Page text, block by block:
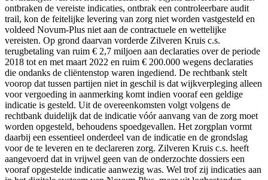
ontbraken de vereiste indicaties, ontbrak een controleerbare audit
trail, kon de feitelijke levering van zorg niet worden vastgesteld en
voldeed Novum-Plus niet aan de contractuele en wettelijke
vereisten. Op grond daarvan vorderde Zilveren Kruis c.s.
terugbetaling van ruim € 2,7 miljoen aan declaraties over de periode
2018 tot en met maart 2022 en ruim € 200.000 wegens declaraties
die ondanks de cliëntenstop waren ingediend. De rechtbank stelt
voorop dat tussen partijen niet in geschil is dat wijkverpleging alleen
voor vergoeding in aanmerking komt indien vooraf een geldige
indicatie is gesteld. Uit de overeenkomsten volgt volgens de
rechtbank duidelijk dat de indicatie vóór aanvang van de zorg moet
worden opgesteld, behoudens spoedgevallen. Het zorgplan vormt
daarbij een essentieel onderdeel van de indicatie en de grondslag
voor de te leveren en te declareren zorg. Zilveren Kruis c.s. heeft
aangevoerd dat in vrijwel geen van de onderzochte dossiers een
vooraf opgestelde indicatie aanwezig was. Wel trof zij indicaties aan